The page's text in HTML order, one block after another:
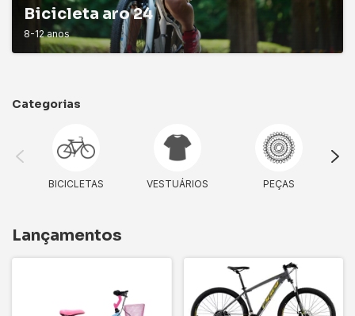
Bicicleta aro 24
8-12 anos
Categorias
BICICLETAS VESTUÁRIOS PEÇAS
Lançamentos